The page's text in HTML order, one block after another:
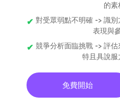
的素
對受眾弱點不明確 -> 識
表現與
競爭分析面臨挑戰 -> 評
特且具說服
免費開始